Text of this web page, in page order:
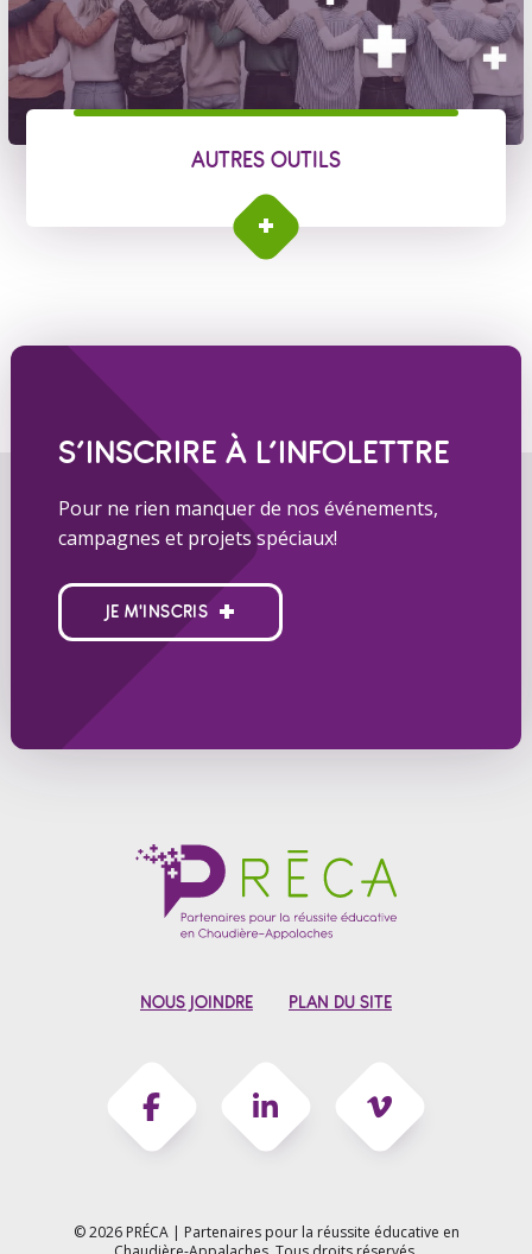
AUTRES OUTILS
S’INSCRIRE À L’INFOLETTRE
Pour ne rien manquer de nos événements,
campagnes et projets spéciaux!
JE M'INSCRIS
NOUS JOINDRE PLAN DU SITE
© 2026 PRÉCA | Partenaires pour la réussite éducative en